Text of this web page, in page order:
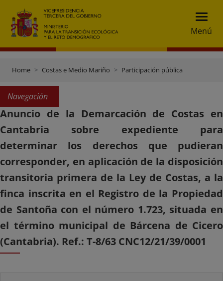
Menú
Home Costas e Medio Mariño Participación pública
Navegación
Anuncio de la Demarcación de Costas en
Cantabria sobre expediente para
determinar los derechos que pudieran
corresponder, en aplicación de la disposición
transitoria primera de la Ley de Costas, a la
finca inscrita en el Registro de la Propiedad
de Santoña con el número 1.723, situada en
el término municipal de Bárcena de Cicero
(Cantabria). Ref.: T-8/63 CNC12/21/39/0001